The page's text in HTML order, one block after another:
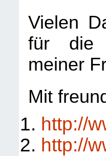
Vielen
für die
meiner
Mit
http://
http://